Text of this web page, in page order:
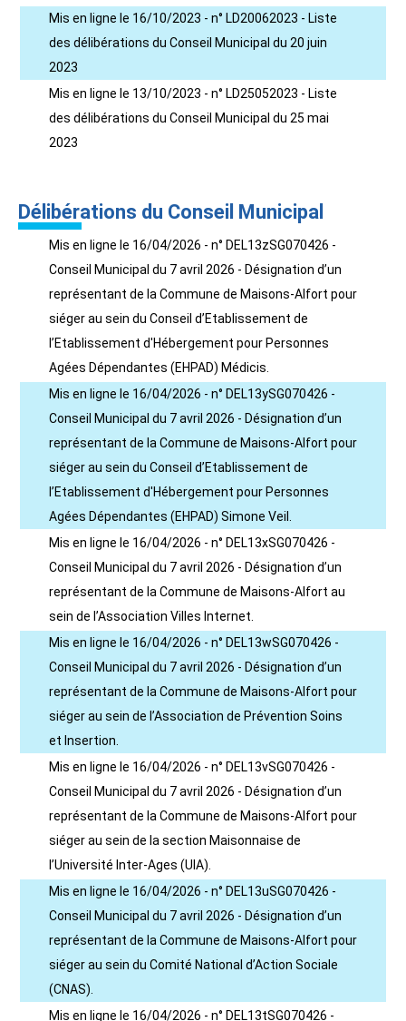
Mis en ligne le 16/10/2023 - n° LD20062023 - Liste
des délibérations du Conseil Municipal du 20 juin
2023
Mis en ligne le 13/10/2023 - n° LD25052023 - Liste
des délibérations du Conseil Municipal du 25 mai
2023
Délibérations du Conseil Municipal
Mis en ligne le 16/04/2026 - n° DEL13zSG070426 -
Conseil Municipal du 7 avril 2026 - Désignation d’un
représentant de la Commune de Maisons-Alfort pour
siéger au sein du Conseil d’Etablissement de
l’Etablissement d'Hébergement pour Personnes
Agées Dépendantes (EHPAD) Médicis.
Mis en ligne le 16/04/2026 - n° DEL13ySG070426 -
Conseil Municipal du 7 avril 2026 - Désignation d’un
représentant de la Commune de Maisons-Alfort pour
siéger au sein du Conseil d’Etablissement de
l’Etablissement d'Hébergement pour Personnes
Agées Dépendantes (EHPAD) Simone Veil.
Mis en ligne le 16/04/2026 - n° DEL13xSG070426 -
Conseil Municipal du 7 avril 2026 - Désignation d’un
représentant de la Commune de Maisons-Alfort au
sein de l’Association Villes Internet.
Mis en ligne le 16/04/2026 - n° DEL13wSG070426 -
Conseil Municipal du 7 avril 2026 - Désignation d’un
représentant de la Commune de Maisons-Alfort pour
siéger au sein de l’Association de Prévention Soins
et Insertion.
Mis en ligne le 16/04/2026 - n° DEL13vSG070426 -
Conseil Municipal du 7 avril 2026 - Désignation d’un
représentant de la Commune de Maisons-Alfort pour
siéger au sein de la section Maisonnaise de
l’Université Inter-Ages (UIA).
Mis en ligne le 16/04/2026 - n° DEL13uSG070426 -
Conseil Municipal du 7 avril 2026 - Désignation d’un
représentant de la Commune de Maisons-Alfort pour
siéger au sein du Comité National d’Action Sociale
(CNAS).
Mis en ligne le 16/04/2026 - n° DEL13tSG070426 -